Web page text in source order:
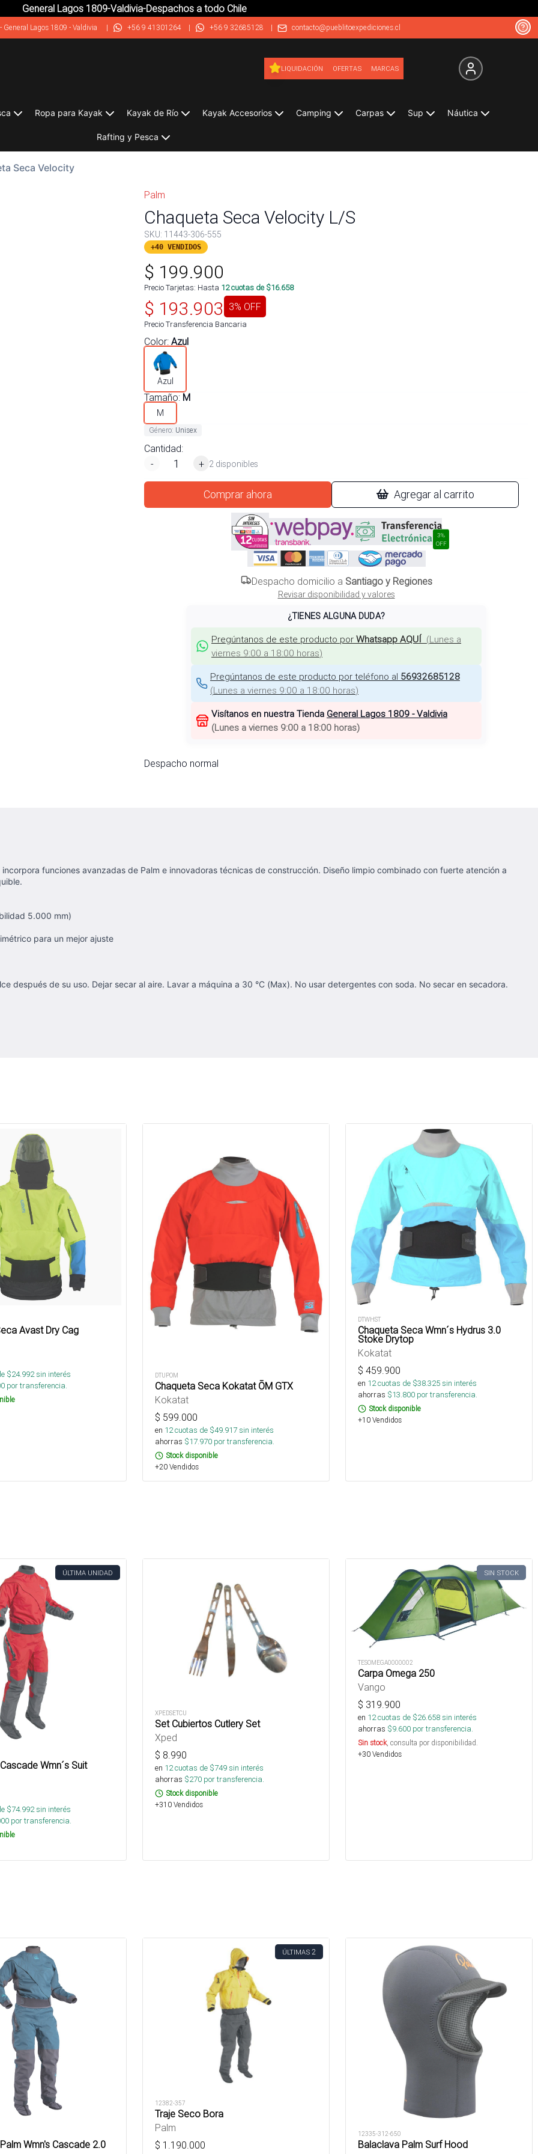
General Lagos 1809-Valdivia-Despachos a todo Chile
General Lagos 1809 - Valdivia | +56 9 41301264 | +56 9 32685128 | contacto@pueblitoexpediciones.cl
LIQUIDACIÓN OFERTAS MARCAS
Ropa para Kayak Kayak de Río Kayak Accesorios Camping Carpas Sup Náutica
Rafting y Pesca
Seca Velocity
Palm
Chaqueta Seca Velocity L/S
SKU: 11443-306-555
+40 VENDIDOS
$ 199.900
Precio Tarjetas: Hasta 12cuotas de $16.658
$ 193.903 3% OFF
Precio Transferencia Bancaria
Color: Azul
Azul
Tamaño: M
M
Género: Unisex
Cantidad:
-
+ 2 disponibles
Comprar ahora Agregar al carrito
3%
OFF
Despacho domicilio a Santiago y Regiones
Revisar disponibilidad y valores
¿TIENES ALGUNA DUDA?
Pregúntanos de este producto por Whatsapp AQUÍ (Lunes a
viernes 9:00 a 18:00 horas)
Pregúntanos de este producto por teléfono al 56932685128
(Lunes a viernes 9:00 a 18:00 horas)
Visítanos en nuestra Tienda General Lagos 1809 - Valdivia
(Lunes a viernes 9:00 a 18:00 horas)
Despacho normal
funciones avanzadas de Palm e innovadoras técnicas de construcción. Diseño limpio combinado con fuerte atención a
5.000 mm)
para un mejor ajuste
después de su uso. Dejar secar al aire. Lavar a máquina a 30 °C (Max). No usar detergentes con soda. No secar en secadora.
Avast Dry Cag
$24.992sin interés
por transferencia.
DTUPOM
Chaqueta Seca Kokatat ŌM GTX
Kokatat
$ 599.000
en 12cuotas de $49.917sin interés
ahorras $17.970 por transferencia.
Stock disponible
+20 Vendidos
DTWHST
Chaqueta Seca Wmn´s Hydrus 3.0
Stoke Drytop
Kokatat
$ 459.900
en 12cuotas de $38.325sin interés
ahorras $13.800 por transferencia.
Stock disponible
+10 Vendidos
ÚLTIMA UNIDAD
Wmn´s Suit
$74.992sin interés
por transferencia.
XPEDSETCU
Set Cubiertos Cutlery Set
Xped
$ 8.990
en 12cuotas de $749sin interés
ahorras $270 por transferencia.
Stock disponible
+310 Vendidos
SIN STOCK
TESOMEGA0000002
Carpa Omega 250
Vango
$ 319.900
en 12cuotas de $26.658sin interés
ahorras $9.600 por transferencia.
Sin stock, consulta por disponibilidad.
+30 Vendidos
Wmn's Cascade 2.0
ÚLTIMAS 2
12382-357
Traje Seco Bora
Palm
$ 1.190.000
12335-312-650
Balaclava Palm Surf Hood